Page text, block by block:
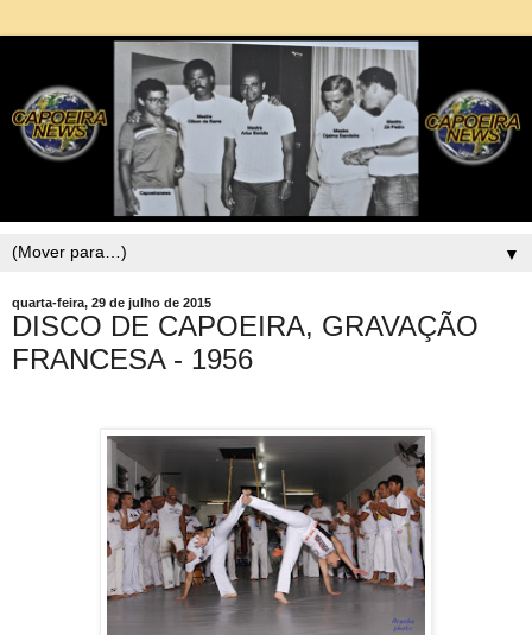
▼
quarta-feira, 29 de julho de 2015
DISCO DE CAPOEIRA, GRAVAÇÃO
FRANCESA - 1956